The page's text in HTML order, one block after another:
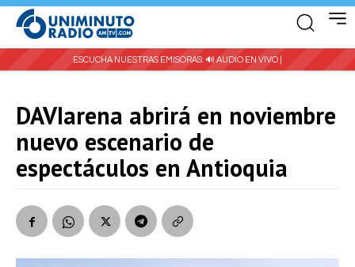
ESCUCHA NUESTRAS EMISORAS: 🔊 AUDIO EN VIVO |
DAVIarena abrirá en noviembre
nuevo escenario de
espectáculos en Antioquia